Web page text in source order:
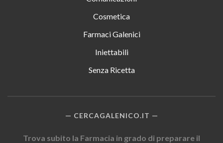
Cosmetica
Farmaci Galenici
Iniettabili
Senza Ricetta
CERCAGALENICO.IT
Trova subito la Farmacia in grado di preparare il